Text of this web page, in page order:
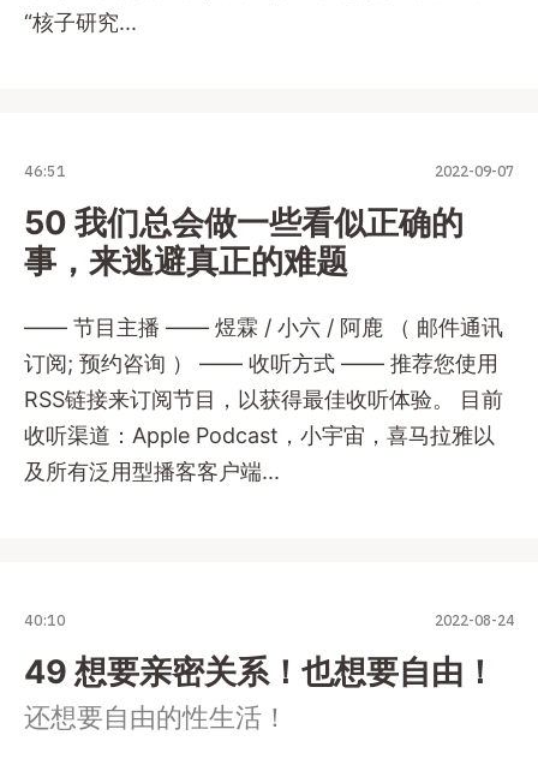
“核子研究...
46:51 2022-09-07
50 我们总会做一些看似正确的
事，来逃避真正的难题
—— 节目主播 —— 煜霖 / 小六 / 阿鹿 （ 邮件通讯
订阅; 预约咨询 ） —— 收听方式 —— 推荐您使用
RSS链接来订阅节目，以获得最佳收听体验。 目前
收听渠道：Apple Podcast，小宇宙，喜马拉雅以
及所有泛用型播客客户端...
40:10 2022-08-24
49 想要亲密关系！也想要自由！
还想要自由的性生活！